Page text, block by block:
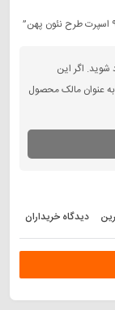
شوید. اگر این
به عنوان مالک محصول
دیدگاه خریداران